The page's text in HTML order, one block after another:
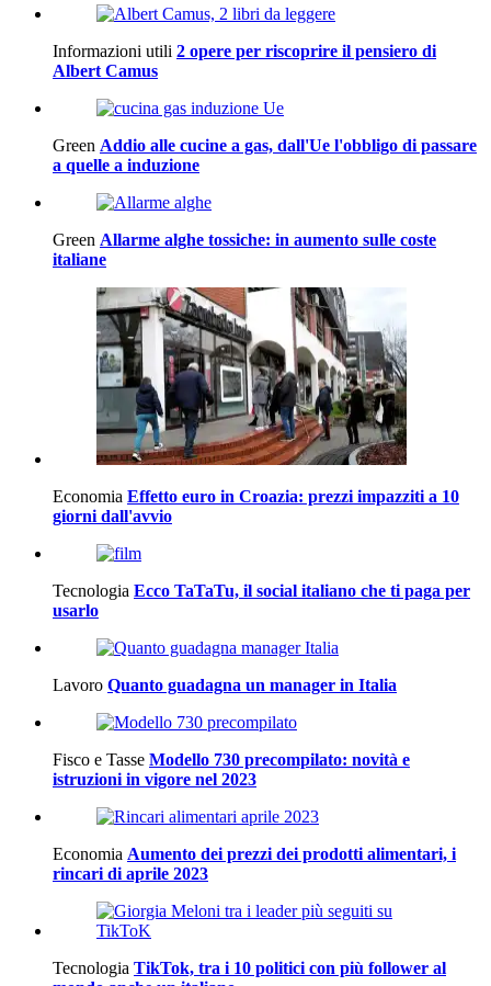
Informazioni utili 2 opere per riscoprire il pensiero di
Albert Camus
Green Addio alle cucine a gas, dall'Ue l'obbligo di passare
a quelle a induzione
Green Allarme alghe tossiche: in aumento sulle coste
italiane
Economia Effetto euro in Croazia: prezzi impazziti a 10
giorni dall'avvio
Tecnologia Ecco TaTaTu, il social italiano che ti paga per
usarlo
Lavoro Quanto guadagna un manager in Italia
Fisco e Tasse Modello 730 precompilato: novità e
istruzioni in vigore nel 2023
Economia Aumento dei prezzi dei prodotti alimentari, i
rincari di aprile 2023
Tecnologia TikTok, tra i 10 politici con più follower al